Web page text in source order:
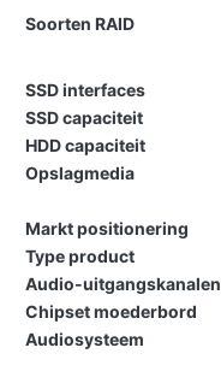
Soorten RAID
SSD interfaces
SSD capaciteit
HDD capaciteit
Opslagmedia
Markt positionering
Type product
Audio-uitgangskanalen
Chipset moederbord
Audiosysteem